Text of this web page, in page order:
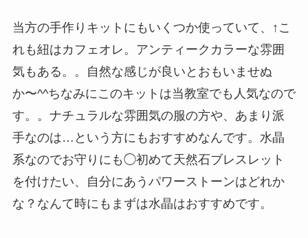
当方の手作りキットにもいくつか使っていて、↑こ
れも紐はカフェオレ。アンティークカラーな雰囲
気もある。。自然な感じが良いとおもいませぬ
か〜^^ちなみにこのキットは当教室でも人気なので
す。。ナチュラルな雰囲気の服の方や、あまり派
手なのは…という方にもおすすめなんです。水晶
系なのでお守りにも◯初めて天然石ブレスレット
を付けたい、自分にあうパワーストーンはどれか
な？なんて時にもまずは水晶はおすすめです。